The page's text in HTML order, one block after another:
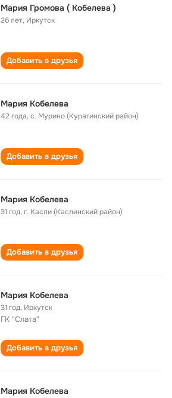
Мария Громова ( Кобелева )
26 лет, Иркутск
Добавить в друзья
Мария Кобелева
42 года,с. Мурино (Курагинский район)
Добавить в друзья
Мария Кобелева
31 год,г. Касли (Каслинский район)
Добавить в друзья
Мария Кобелева
31 год, Иркутск
ГК "Слата"
Добавить в друзья
Мария Кобелева